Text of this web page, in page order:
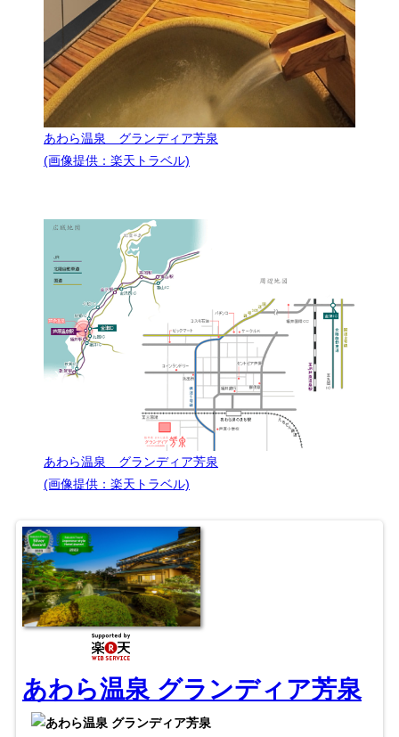
あわら温泉 グランディア芳泉
(画像提供：楽天トラベル)
あわら温泉 グランディア芳泉
(画像提供：楽天トラベル)
あわら温泉 グランディア芳泉